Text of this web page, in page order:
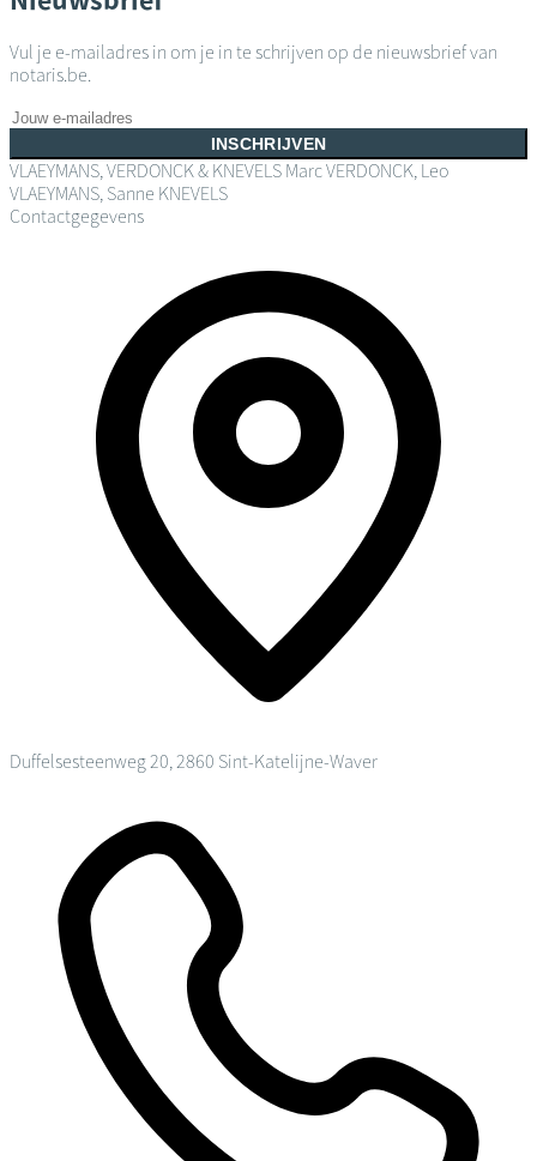
Vul je e-mailadres in om je in te schrijven op de nieuwsbrief van
notaris.be.
INSCHRIJVEN
VLAEYMANS, VERDONCK & KNEVELS Marc VERDONCK, Leo
VLAEYMANS, Sanne KNEVELS
Contactgegevens
Duffelsesteenweg 20, 2860 Sint-Katelijne-Waver